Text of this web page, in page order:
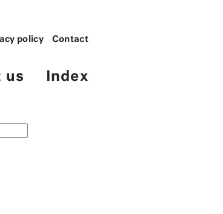
us Index
policy Contact